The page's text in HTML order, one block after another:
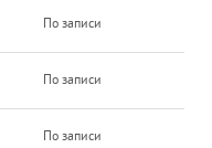
По записи
По записи
По записи